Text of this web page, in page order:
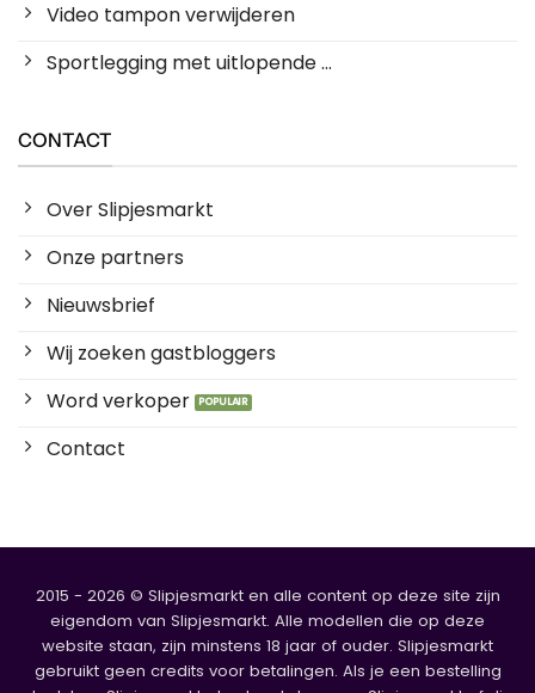
Video tampon verwijderen
Sportlegging met uitlopende ...
CONTACT
Over Slipjesmarkt
Onze partners
Nieuwsbrief
Wij zoeken gastbloggers
Word verkoper
Contact
2015 - 2026 © Slipjesmarkt en alle content op deze site zijn
eigendom van Slipjesmarkt. Alle modellen die op deze
website staan, zijn minstens 18 jaar of ouder. Slipjesmarkt
gebruikt geen credits voor betalingen. Als je een bestelling